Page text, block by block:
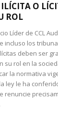
O
ROL
Líder de CCL
incluso los
deben ser
su rol en la
la normativa
ley le ha
renuncie